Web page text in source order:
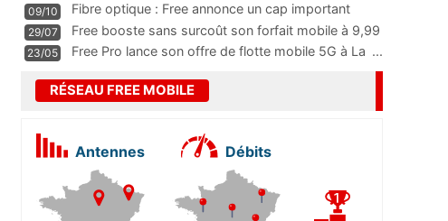
09/10
Fibre optique : Free annonce un cap important
pass
...
29/07
Free booste sans surcoût son forfait mobile à 9,99
23/05 Free Pro lance son offre de flotte mobile 5G à La ...
RÉSEAU FREE MOBILE
Antennes Débits